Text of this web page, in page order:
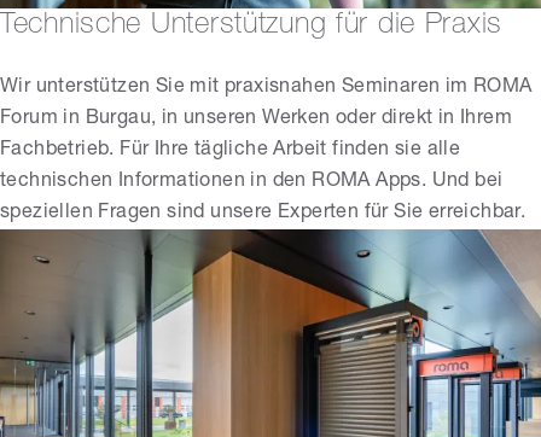
Technische Unterstützung für die Praxis
Wir unterstützen Sie mit praxisnahen Seminaren im ROMA
Forum in Burgau, in unseren Werken oder direkt in Ihrem
Fachbetrieb. Für Ihre tägliche Arbeit finden sie alle
technischen Informationen in den ROMA Apps. Und bei
speziellen Fragen sind unsere Experten für Sie erreichbar.